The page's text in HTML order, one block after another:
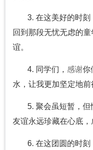
3. 在这美好的时
回到那段无忧无虑的
谊。
4. 同学们， 感谢你
水，让我更加坚定地前
5. 聚会虽短暂，
友谊永远珍藏在心底，
6. 在这团圆的时